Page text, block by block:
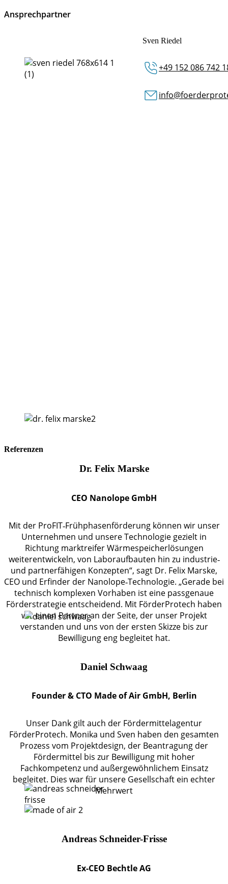
Ansprechpartner
Sven Riedel
+49 152 086 742
Referenzen
Dr. Felix Marske
CEO Nanolope GmbH
Mit der ProFIT‑Frühphasenförderung können wir unser
Unternehmen und unsere Technologie gezielt in
Richtung marktreifer Wärmespeicherlösungen
weiterentwickeln, von Laboraufbauten hin zu industrie‑
und partnerfähigen Konzepten“, sagt Dr. Felix Marske,
CEO und Erfinder der Nanolope‑Technologie. „Gerade bei
technisch komplexen Vorhaben ist eine passgenaue
Förderstrategie entscheidend. Mit FörderProtech haben
wir einen Partner an der Seite, der unser Projekt
verstanden und uns von der ersten Skizze bis zur
Bewilligung eng begleitet hat.
Daniel Schwaag
Founder & CTO Made of Air GmbH, Berlin
Unser Dank gilt auch der Fördermittelagentur
FörderProtech. Monika und Sven haben den gesamten
Prozess vom Projektdesign, der Beantragung der
Fördermittel bis zur Bewilligung mit hoher
Fachkompetenz und außergewöhnlichem Einsatz
begleitet. Dies war für unsere Gesellschaft ein echter
Mehrwert
Andreas Schneider-Frisse
Ex-CEO Bechtle AG